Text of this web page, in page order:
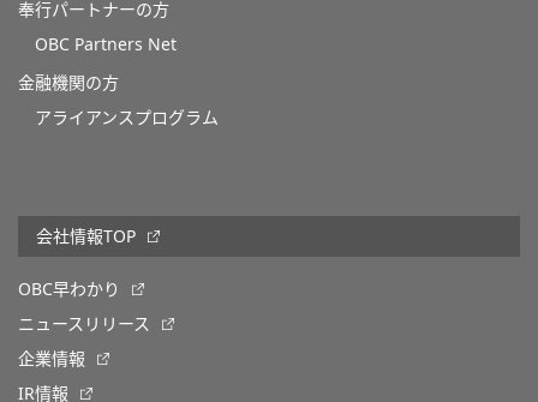
奉行パートナーの方
OBC Partners Net
金融機関の方
アライアンスプログラム
会社情報TOP
OBC早わかり
ニュースリリース
企業情報
IR情報